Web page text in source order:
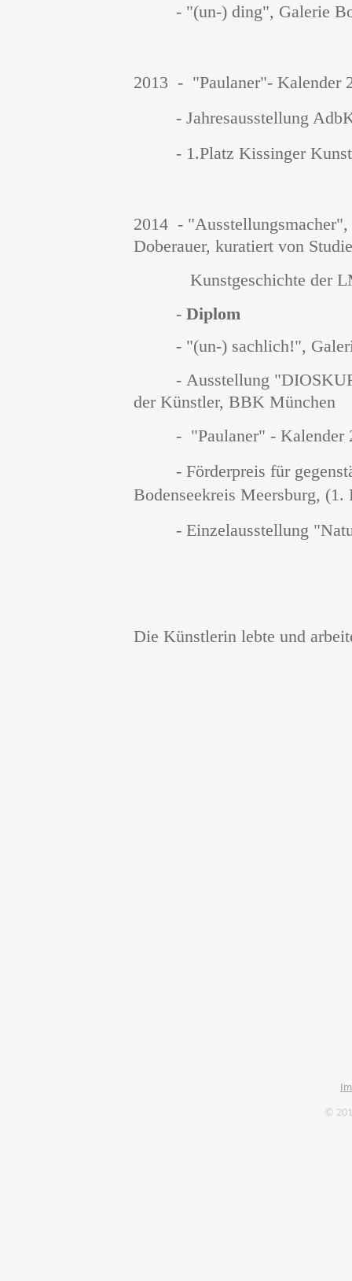
- "(un-) ding", Galerie
2013 - "Paulaner"- Kalender
- Jahresausstellung AdbK
- 1.Platz Kissinger
2014 -
Doberauer, kuratiert von
Kunstgeschichte der
- Diplom
- "(un-) sachlich!", Galerie
-Ausstellung
der Künstler, BBK München
- "Paulaner" - Kalender
- Förderpreis für
Bodenseekreis Meersburg, (1.
- Einzelausstellung
Die Künstlerin lebte und
©